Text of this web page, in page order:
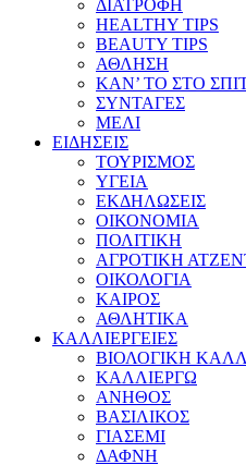
ΔΙΑΤΡΟΦΗ
HEALTHY TIPS
BEAUTY TIPS
ΑΘΛΗΣΗ
ΚΑΝ’ ΤΟ ΣΤΟ
ΣΥΝΤΑΓΕΣ
ΜΕΛΙ
ΕΙΔΗΣΕΙΣ
ΤΟΥΡΙΣΜΟΣ
ΥΓΕΙΑ
ΕΚΔΗΛΩΣΕΙΣ
ΟΙΚΟΝΟΜΙΑ
ΠΟΛΙΤΙΚΗ
ΑΓΡΟΤΙΚΗ
ΟΙΚΟΛΟΓΙΑ
ΚΑΙΡΟΣ
ΑΘΛΗΤΙΚΑ
ΚΑΛΛΙΕΡΓΕΙΕΣ
ΒΙΟΛΟΓΙΚΗ
ΚΑΛΛΙΕΡΓΩ
ΑΝΗΘΟΣ
ΒΑΣΙΛΙΚΟΣ
ΓΙΑΣΕΜΙ
ΔΑΦΝΗ